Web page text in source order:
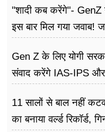
"शादी कब करेंगे"- GenZ
इस बार मिल गया जवाब!
Gen Z के लिए योगी
संवाद करेंगे IAS-IPS और
11 सालों से बाल नहीं
का बनाया वर्ल्ड रिकॉर्ड,